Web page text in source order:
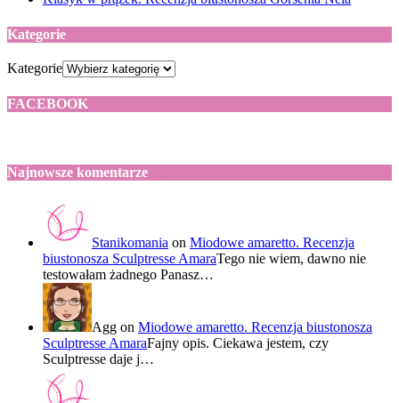
Kategorie
Kategorie
FACEBOOK
Najnowsze komentarze
Stanikomania on Miodowe amaretto. Recenzja
biustonosza Sculptresse AmaraTego nie wiem, dawno nie
testowałam żadnego Panasz…
Agg on Miodowe amaretto. Recenzja biustonosza
Sculptresse AmaraFajny opis. Ciekawa jestem, czy
Sculptresse daje j…